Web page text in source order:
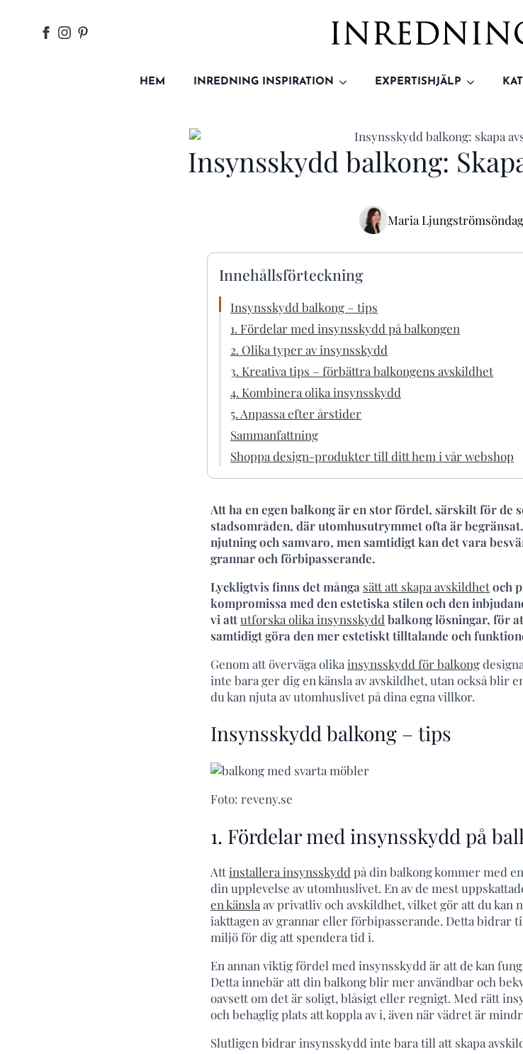
HEM INREDNING INSPIRATION EXPERTISHJÄLP
Insynsskydd balkong:
Maria Ljungström
Innehållsförteckning
Insynsskydd balkong – tips
1. Fördelar med insynsskydd på balkongen
2. Olika typer av insynsskydd
3. Kreativa tips – förbättra balkongens avskildhet
4. Kombinera olika insynsskydd
5. Anpassa efter årstider
Sammanfattning
Shoppa design-produkter till ditt hem i vår webshop
Att ha en egen balkong är en stor fördel, särskilt för de
stadsområden, där utomhusutrymmet ofta är
njutning och samvaro, men samtidigt kan det vara
grannar och förbipasserande.
Lyckligtvis finns det många sätt att skapa avskildhetoch
kompromissa med den estetiska stilen och den
vi attutforska olika insynsskydd balkong lösningar, för
samtidigt göra den mer estetiskt tilltalande och
Genom att överväga olika insynsskydd för balkong
inte bara ger dig en känsla av avskildhet, utan också blir
du kan njuta av utomhuslivet på dina egna villkor.
Insynsskydd balkong – tips
Foto: reveny.se
1. Fördelar med insynsskydd på
Attinstallera insynsskydd på din balkong kommer med
din upplevelse av utomhuslivet. En av de mest
en känsla av privatliv och avskildhet, vilket gör att du kan
iakttagen av grannar eller förbipasserande. Detta bidrar
miljö för dig att spendera tid i.
En annan viktig fördel med insynsskydd är att de kan
Detta innebär att din balkong blir mer användbar och
oavsett om det är soligt, blåsigt eller regnigt. Med rätt
och behaglig plats att koppla av i, även när vädret är
Slutligen bidrar insynsskydd inte bara till att skapa